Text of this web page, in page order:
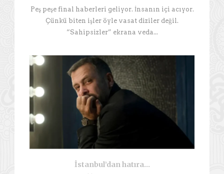
Peş peşe final haberleri geliyor. İnsanın içi acıyor.
Çünkü biten işler öyle vasat diziler değil.
“Sahipsizler” ekrana veda...
İstanbul’dan hatıra…